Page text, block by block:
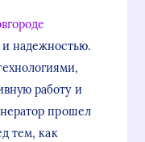
надежностью.
работу и
прошел
тем, как